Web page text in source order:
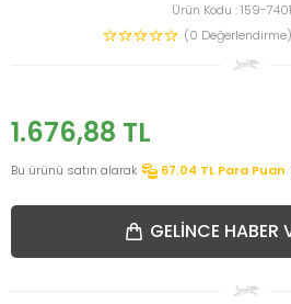
Ürün Kodu :159-
(0 Değerlendirme)
1.676,88 TL
Bu ürünü satın alarak
67.04 TL Para Puan
GELINCE HABER